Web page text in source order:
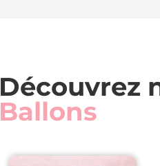
Découvrez
Ballons